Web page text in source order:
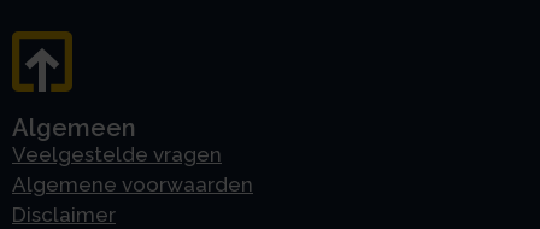
Algemeen
Veelgestelde vragen
Algemene voorwaarden
Disclaimer